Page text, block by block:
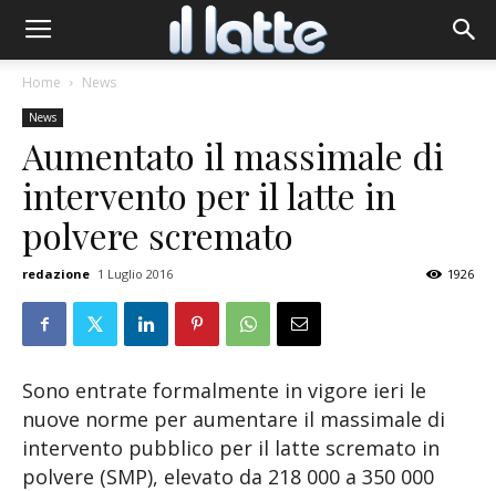
Home News
News
Aumentato il massimale di
intervento per il latte in
polvere scremato
redazione 1 Luglio 2016 1926
Sono entrate formalmente in vigore ieri le
nuove norme per aumentare il massimale di
intervento pubblico per il latte scremato in
polvere (SMP), elevato da 218 000 a 350 000